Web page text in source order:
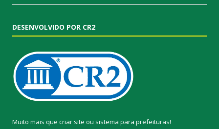
DESENVOLVIDO POR CR2
Muito mais que criar site ou sistema para prefeituras!